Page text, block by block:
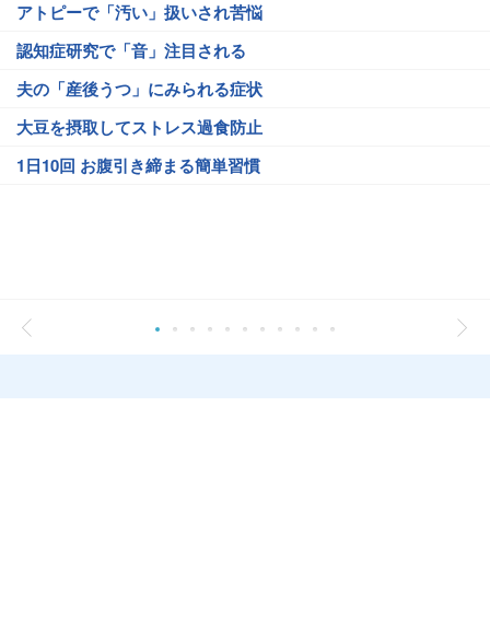
アトピーで「汚い」扱いされ苦悩
認知症研究で「音」注目される
夫の「産後うつ」にみられる症状
大豆を摂取してストレス過食防止
1日10回 お腹引き締まる簡単習慣